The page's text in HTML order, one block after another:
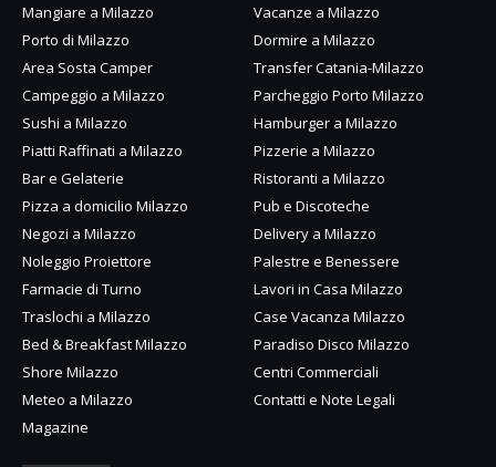
Mangiare a Milazzo
Vacanze a Milazzo
Porto di Milazzo
Dormire a Milazzo
Area Sosta Camper
Transfer Catania-Milazzo
Campeggio a Milazzo
Parcheggio Porto Milazzo
Sushi a Milazzo
Hamburger a Milazzo
Piatti Raffinati a Milazzo
Pizzerie a Milazzo
Bar e Gelaterie
Ristoranti a Milazzo
Pizza a domicilio Milazzo
Pub e Discoteche
Negozi a Milazzo
Delivery a Milazzo
Noleggio Proiettore
Palestre e Benessere
Farmacie di Turno
Lavori in Casa Milazzo
Traslochi a Milazzo
Case Vacanza Milazzo
Bed & Breakfast Milazzo
Paradiso Disco Milazzo
Shore Milazzo
Centri Commerciali
Meteo a Milazzo
Contatti e Note Legali
Magazine